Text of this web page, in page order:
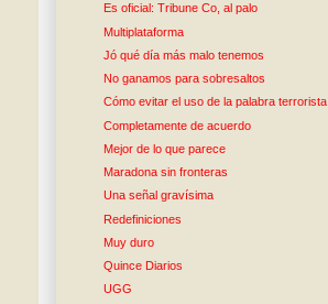
Es oficial: Tribune Co, al palo
Multiplataforma
Jó qué día más malo tenemos
No ganamos para sobresaltos
Cómo evitar el uso de la palabra terrorista
Completamente de acuerdo
Mejor de lo que parece
Maradona sin fronteras
Una señal gravísima
Redefiniciones
Muy duro
Quince Diarios
UGG